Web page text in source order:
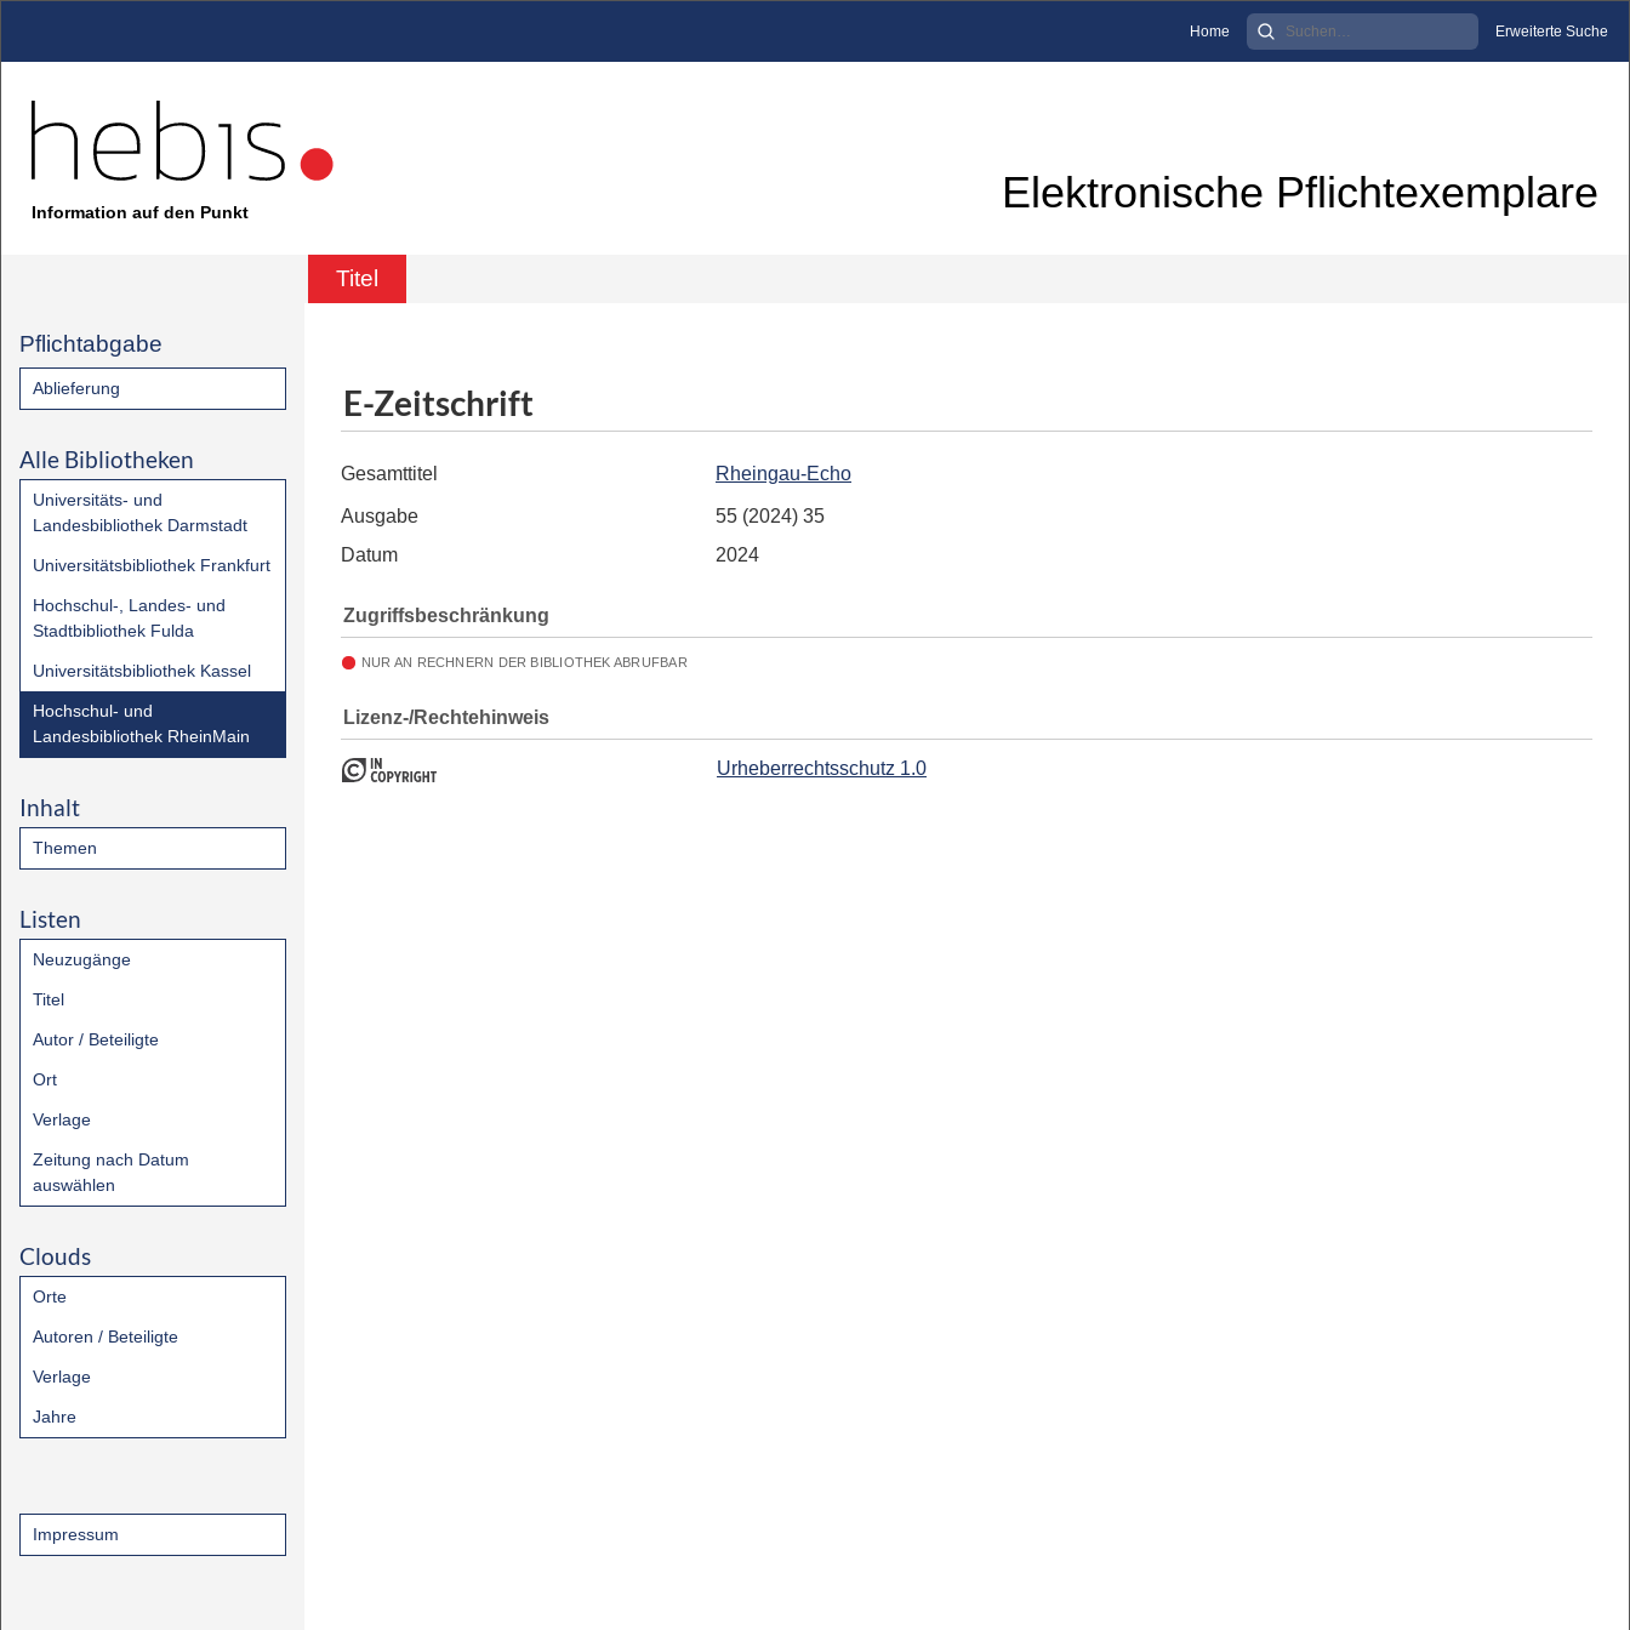
Home Erweiterte Suche
Information auf den Punkt Elektronische Pflichtexemplare
Titel
Pflichtabgabe
Ablieferung
Alle Bibliotheken
Universitäts- und
Landesbibliothek Darmstadt
Universitätsbibliothek Frankfurt
Hochschul-, Landes- und
Stadtbibliothek Fulda
Universitätsbibliothek Kassel
Hochschul- und
Landesbibliothek RheinMain
Inhalt
Themen
Listen
Neuzugänge
Titel
Autor / Beteiligte
Ort
Verlage
Zeitung nach Datum
auswählen
Clouds
Orte
Autoren / Beteiligte
Verlage
Jahre
Impressum
E-Zeitschrift
Gesamttitel Rheingau-Echo
Ausgabe
55 (2024) 35
Datum
2024
Zugriffsbeschränkung
NUR AN RECHNERN DER BIBLIOTHEK ABRUFBAR
Lizenz-/Rechtehinweis
Urheberrechtsschutz 1.0